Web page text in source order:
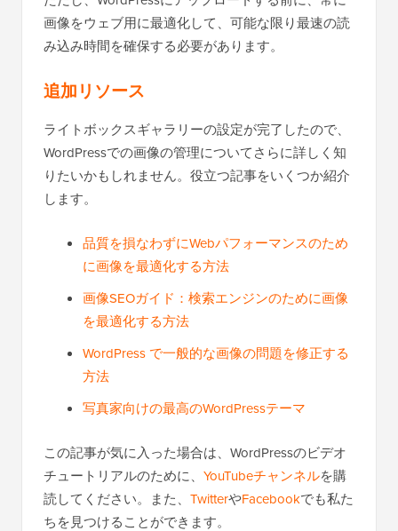
画像をウェブ用に最適化して、可能な限り最速の読
み込み時間を確保する必要があります。
追加リソース
ライトボックスギャラリーの設定が完了したので、
WordPressでの画像の管理についてさらに詳しく知
りたいかもしれません。役立つ記事をいくつか紹介
します。
品質を損なわずにWebパフォーマンスのため
に画像を最適化する方法
画像SEOガイド：検索エンジンのために画像
を最適化する方法
WordPress で一般的な画像の問題を修正する
方法
写真家向けの最高のWordPressテーマ
この記事が気に入った場合は、WordPressのビデオ
チュートリアルのために、 YouTubeチャンネルを購
読してください。また、 TwitterやFacebookでも私た
ちを見つけることができます。